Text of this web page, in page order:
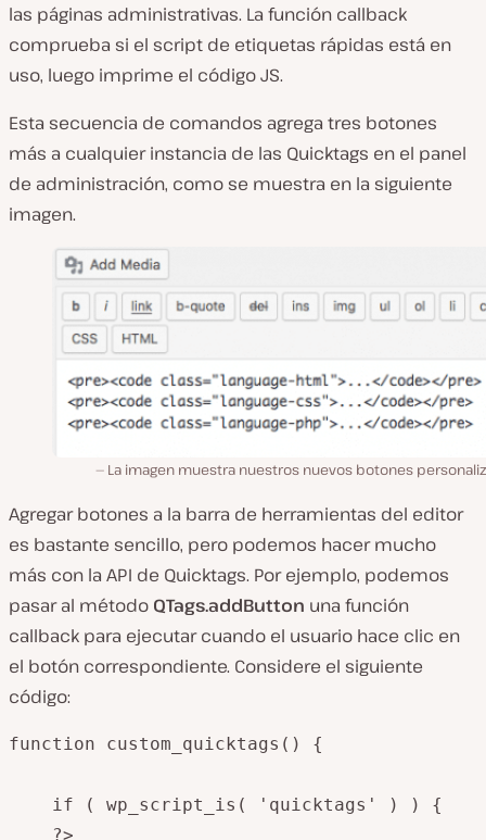
las páginas administrativas. La función callback
comprueba si el script de etiquetas rápidas está en
uso, luego imprime el código JS.
Esta secuencia de comandos agrega tres botones
más a cualquier instancia de las Quicktags en el panel
de administración, como se muestra en la siguiente
imagen.
La imagen muestra nuestros nuevos botones
Agregar botones a la barra de herramientas del editor
es bastante sencillo, pero podemos hacer mucho
más con la API de Quicktags. Por ejemplo, podemos
pasar al método QTags.addButton una función
callback para ejecutar cuando el usuario hace clic en
el botón correspondiente. Considere el siguiente
código:
function custom_quicktags() {